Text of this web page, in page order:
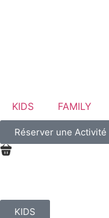
KIDS FAMILY
Réserver une Activité
KIDS